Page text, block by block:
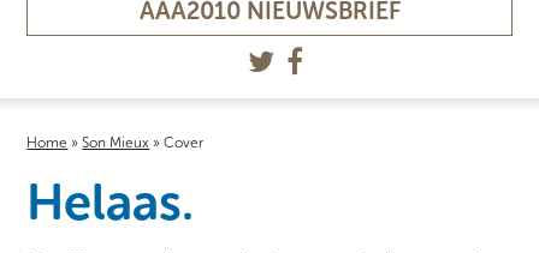
AAA2010 NIEUWSBRIEF
Home »Son Mieux »Cover
Helaas.